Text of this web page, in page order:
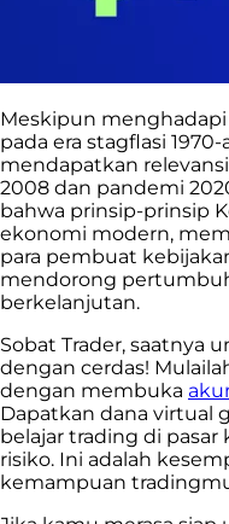
Meskipun
pada era stagflasi
mendapatkan
2008 dan pandemi
bahwa prinsip-prinsip
ekonomi modern,
para pembuat
mendorong
berkelanjutan.
Sobat Trader, saatnya
dengan cerdas!
dengan membuka
Dapatkan dana virtual
belajar trading di
risiko. Ini adalah
kemampuan